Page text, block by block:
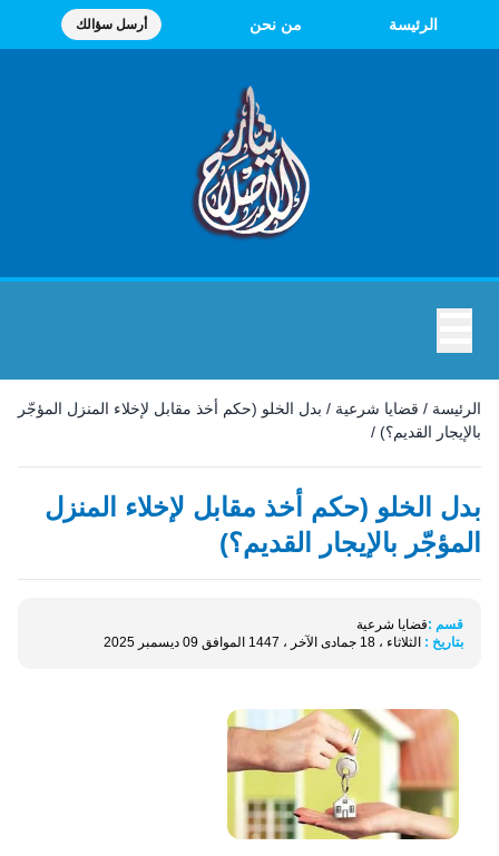
الرئيسة من نحن أرسل سؤالك
الرئيسة / قضايا شرعية / بدل الخلو (حكم أخذ مقابل لإخلاء المنزل المؤجّر
بالإيجار القديم؟) /
بدل الخلو (حكم أخذ مقابل لإخلاء المنزل
المؤجّر بالإيجار القديم؟)
قسم :قضايا شرعية
بتاريخ : الثلاثاء ، 18 جمادى الآخر ، 1447 الموافق 09 ديسمبر 2025